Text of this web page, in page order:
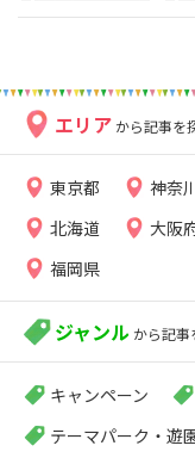
エリア から記事を
東京都 神奈
北海道
大阪
福岡県
ジャンル から記事
キャンペーン
テーマパーク・遊